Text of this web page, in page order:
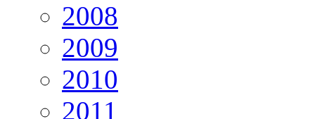
2008
2009
2010
2011